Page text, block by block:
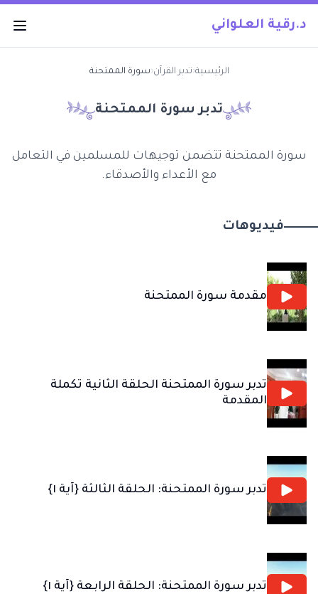
د.رقية العلواني
الرئيسية‹تدبر القرآن‹سورة الممتحنة
تدبر سورة الممتحنة
سورة الممتحنة تتضمن توجيهات للمسلمين في التعامل
مع الأعداء والأصدقاء.
فيديوهات
مقدمة سورة الممتحنة
تدبر سورة الممتحنة الحلقة الثانية تكملة
المقدمة
تدبر سورة الممتحنة: الحلقة الثالثة {آية ١}
تدبر سورة الممتحنة: الحلقة الرابعة {آية ١}